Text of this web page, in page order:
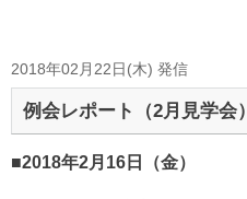
2018年02月22日(木) 発信
例会レポート（2月見学会）
■2018年2月16日（金）